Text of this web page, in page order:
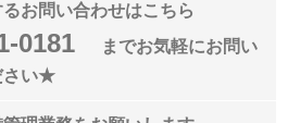
お問い合わせはこちら
0181
までお気軽にお問い
さい★